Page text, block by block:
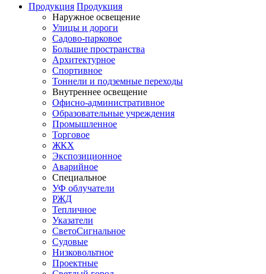
Продукция Продукция
Наружное освещение
Улицы и дороги
Садово-парковое
Большие пространства
Архитектурное
Спортивное
Тоннели и подземные переходы
Внутреннее освещение
Офисно-административное
Образовательные учреждения
Промышленное
Торговое
ЖКХ
Экспозиционное
Аварийное
Специальное
УФ облучатели
РЖД
Тепличное
Указатели
СветоСигнальное
Судовые
Низковольтное
Проектные